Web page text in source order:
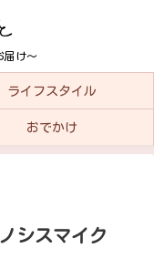
届け～
ライフスタイル
おでかけ
シスマイク